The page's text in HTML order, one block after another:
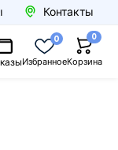
Контакты
Избранное
0
Корзина
0